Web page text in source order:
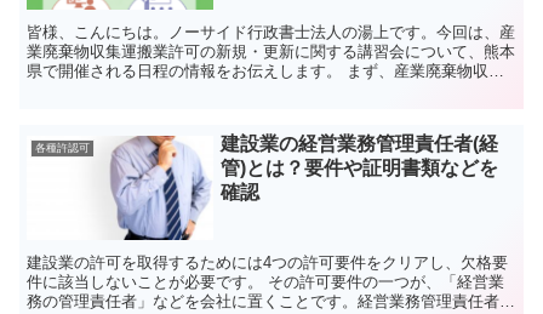
皆様、こんにちは。ノーサイド行政書士法人の湯上です。今回は、産
業廃棄物収集運搬業許可の新規・更新に関する講習会について、熊本
県で開催される日程の情報をお伝えします。 まず、産業廃棄物収集
各種許認可
建設業の経営業務管理責任者(経
管)とは？要件や証明書類などを
確認
建設業の許可を取得するためには4つの許可要件をクリアし、欠格要
件に該当しないことが必要です。 その許可要件の一つが、「経営業
務の管理責任者」などを会社に置くことです。経営業務管理責任者と